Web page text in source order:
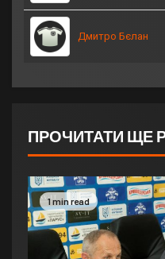
Дмитро Бєлан
ПРОЧИТАТИ ЩЕ
1 min read